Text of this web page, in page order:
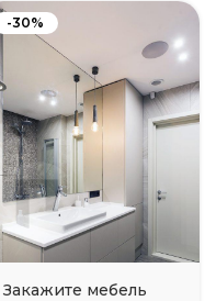
-30%
Закажите мебель